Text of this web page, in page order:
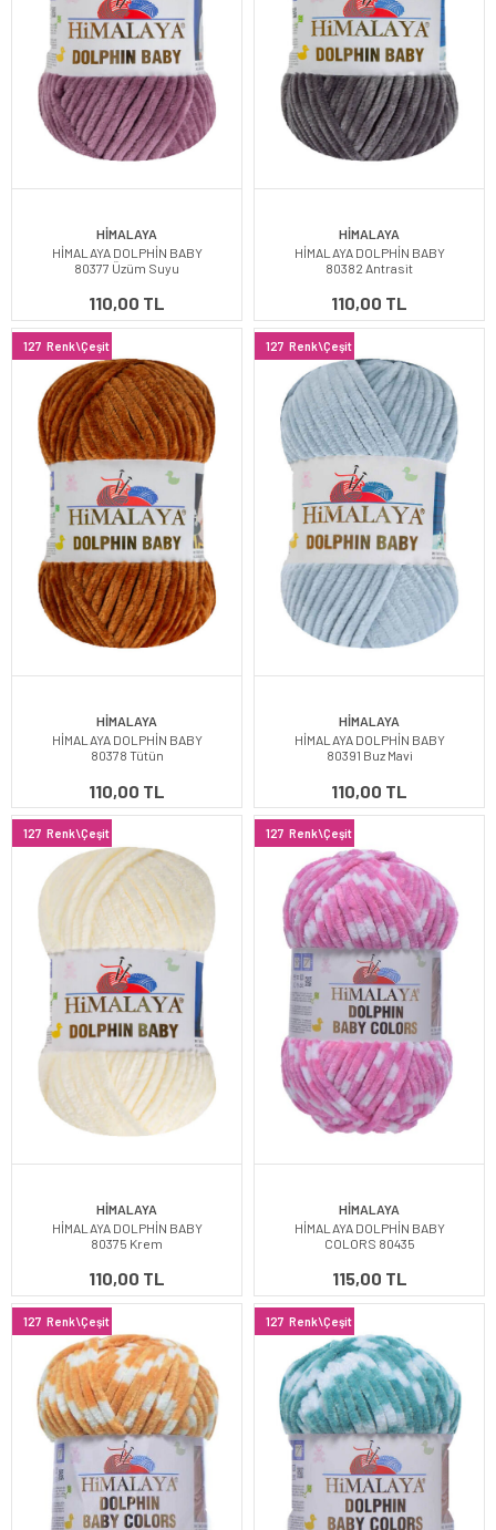
HİMALAYA
HİMALAYA DOLPHİN BABY
80377 Üzüm Suyu
110,00 TL
HİMALAYA
HİMALAYA DOLPHİN BABY
80382 Antrasit
110,00 TL
127 Renk\Çeşit
HİMALAYA
HİMALAYA DOLPHİN BABY
80378 Tütün
110,00 TL
127 Renk\Çeşit
HİMALAYA
HİMALAYA DOLPHİN BABY
80391 Buz Mavi
110,00 TL
127 Renk\Çeşit
HİMALAYA
HİMALAYA DOLPHİN BABY
80375 Krem
110,00 TL
127 Renk\Çeşit
HİMALAYA
HİMALAYA DOLPHİN BABY
COLORS 80435
115,00 TL
127 Renk\Çeşit 127 Renk\Çeşit